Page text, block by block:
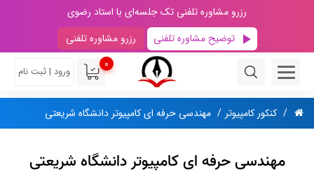
رزرو مشاوره تلفنی تک جلسه‌ای با استاد رضوی
توضیح مشاوره تلفنی
رزرو مشاوره تلفنی
0
ورود | ثبت نام
کنکور کامپیوتر مهندسی حرفه ای کامپیوتر دانشگاه شریعتی
مهندسی حرفه ای کامپیوتر دانشگاه شریعتی